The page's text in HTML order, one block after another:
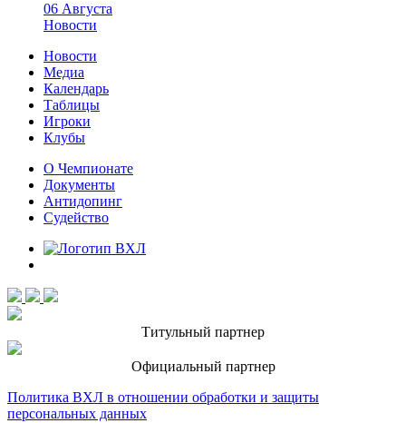
06 Августа
Новости
Новости
Медиа
Календарь
Таблицы
Игроки
Клубы
О Чемпионате
Документы
Антидопинг
Судейство
Титульный партнер
Официальный партнер
Политика ВХЛ в отношении обработки и защиты
персональных данных